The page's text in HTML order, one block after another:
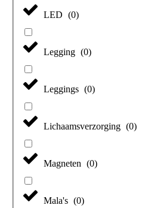
LED (0)
Legging (0)
Leggings (0)
Lichaamsverzorging (0)
Magneten (0)
Mala's (0)